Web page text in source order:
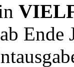
Ende